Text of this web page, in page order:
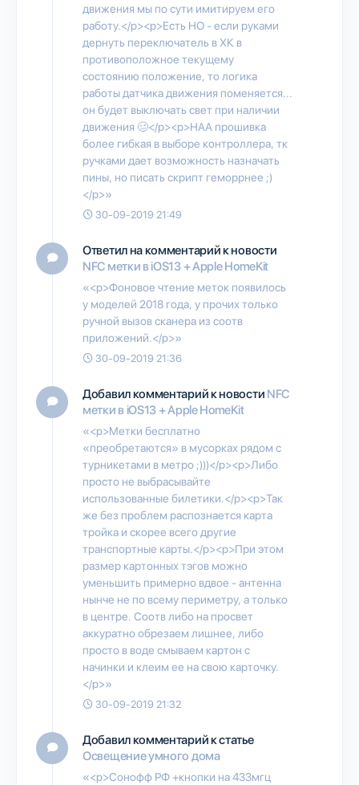
движения мы по сути имитируем его
работу.</p><p>Есть НО - если руками
дернуть переключатель в ХК в
противоположное текущему
состоянию положение, то логика
работы датчика движения поменяется...
он будет выключать свет при наличии
движения 🥴</p><p>HAA прошивка
более гибкая в выборе контроллера, тк
ручками дает возможность назначать
пины, но писать скрипт геморрнее ;)
</p>»
30-09-2019 21:49
Ответил на комментарий к новости
NFC метки в iOS13 + Apple HomeKit
«<p>Фоновое чтение меток появилось
у моделей 2018 года, у прочих только
ручной вызов сканера из соотв
приложений.</p>»
30-09-2019 21:36
Добавил комментарий к новости NFC
метки в iOS13 + Apple HomeKit
«<p>Метки бесплатно
«преобретаются» в мусорках рядом с
турникетами в метро ;)))</p><p>Либо
просто не выбрасывайте
использованные билетики.</p><p>Так
же без проблем распознается карта
тройка и скорее всего другие
транспортные карты.</p><p>При этом
размер картонных тэгов можно
уменьшить примерно вдвое - антенна
нынче не по всему периметру, а только
в центре. Соотв либо на просвет
аккуратно обрезаем лишнее, либо
просто в воде смываем картон с
начинки и клеим ее на свою карточку.
</p>»
30-09-2019 21:32
Добавил комментарий к статье
Освещение умного дома
«<p>Сонофф РФ +кнопки на 433мгц